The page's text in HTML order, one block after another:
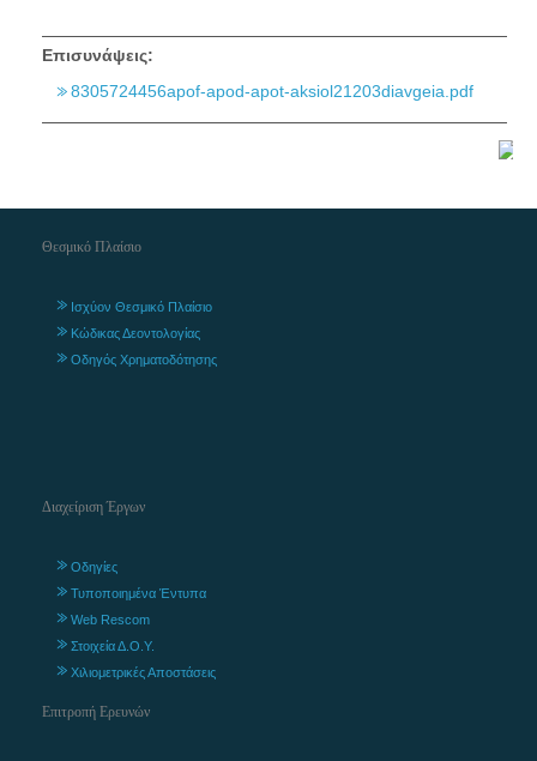
Επισυνάψεις:
8305724456apof-apod-apot-aksiol21203diavgeia.pdf
Θεσμικό Πλαίσιο
Ισχύον Θεσμικό Πλαίσιο
Κώδικας Δεοντολογίας
Οδηγός Χρηματοδότησης
Διαχείριση Έργων
Οδηγίες
Τυποποιημένα Έντυπα
Web Rescom
Στοιχεία Δ.Ο.Υ.
Χιλιομετρικές Αποστάσεις
Επιτροπή Ερευνών